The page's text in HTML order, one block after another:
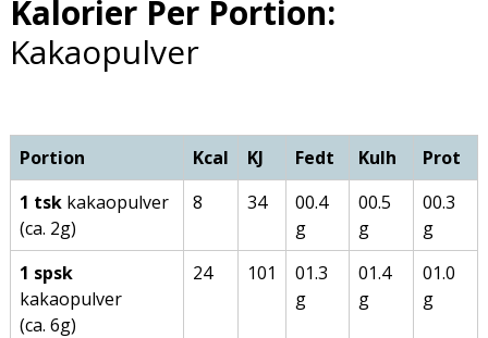
Kalorier Per Portion:
Kakaopulver
Portion Kcal KJ Fedt Kulh
Prot
1 tsk kakaopulver
(ca. 2g)
8 34
00.4
g
00.5
g
00.3
g
1 spsk
kakaopulver
(ca. 6g)
24 101
01.3
g
01.4
g
01.0
g